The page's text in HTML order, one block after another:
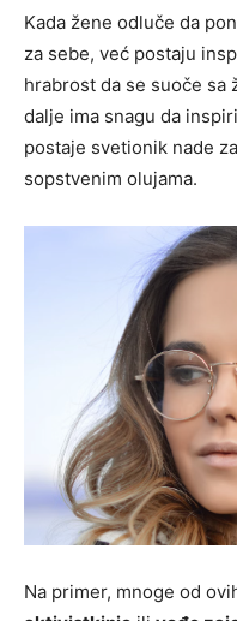
Kada žene odluče da
za sebe, već postaju
hrabrost da se suoče sa
dalje ima snagu da
postaje svetionik nade
sopstvenim olujama.
Na primer, mnoge od